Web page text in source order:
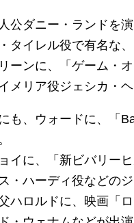
公ダニー・ランドを
タイレル役で有名な
ーンに、「ゲーム・
メリア役ジェシカ・ヘ
も、ウォードに、「
イに、「新ビバリー
・ハーディ役などの
ハロルドに、映画「